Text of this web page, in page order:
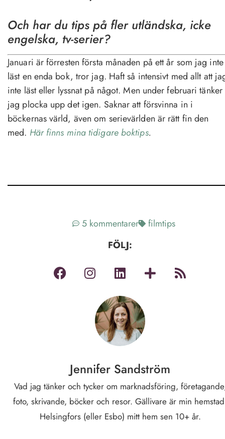
Och har du tips på fler utländska, icke
engelska, tv-serier?
Januari är förresten första månaden på ett år som jag inte
läst en enda bok, tror jag. Haft så intensivt med allt att
inte läst eller lyssnat på något. Men under februari tänker
jag plocka upp det igen. Saknar att försvinna in i
böckernas värld, även om serievärlden är rätt fin den
med. Här finns mina tidigare boktips.
5 kommentarer
filmtips
FÖLJ:
Jennifer Sandström
Vad jag tänker och tycker om marknadsföring,
foto, skrivande, böcker och resor. Gällivare är min
Helsingfors (eller Esbo) mitt hem sen 10+ år.